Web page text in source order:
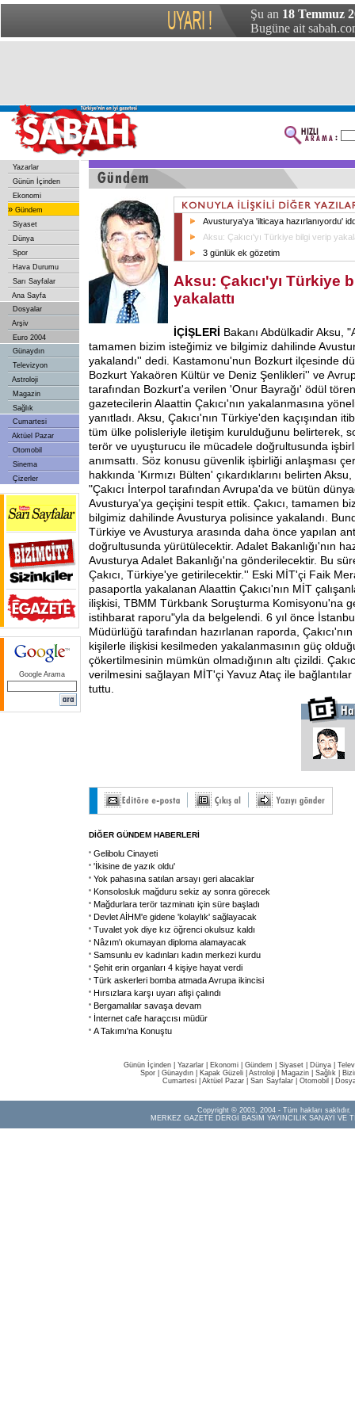
Şu an 18 Temmuz
Bugüne ait
Yazarlar
Günün İçinden
Ekonomi
» Gündem
Siyaset
Dünya
Spor
Hava Durumu
Sarı Sayfalar
Ana Sayfa
Dosyalar
Arşiv
Euro 2004
Günaydın
Televizyon
Astroloji
Magazin
Sağlık
Cumartesi
Aktüel Pazar
Otomobil
Sinema
Çizerler
Google Arama
Avusturya'ya 'ilticaya hazırlanıyordu'
Aksu: Çakıcı'yı Türkiye bilgi verip
3 günlük ek gözetim
Aksu: Çakıcı'yı Türkiye
yakalattı
İÇİŞLERİ Bakanı Abdülkadir Aksu,
tamamen bizim isteğimiz ve bilgimiz dahilinde
yakalandı'' dedi. Kastamonu'nun Bozkurt ilçesinde
Bozkurt Yakaören Kültür ve Deniz Şenlikleri'' ve
tarafından Bozkurt'a verilen 'Onur Bayrağı' ödül
gazetecilerin Alaattin Çakıcı'nın yakalanmasına
yanıtladı. Aksu, Çakıcı'nın Türkiye'den kaçışından
tüm ülke polisleriyle iletişim kurulduğunu belirterek,
terör ve uyuşturucu ile mücadele doğrultusunda
anımsattı. Söz konusu güvenlik işbirliği anlaşması
hakkında 'Kırmızı Bülten' çıkardıklarını belirten
"Çakıcı İnterpol tarafından Avrupa'da ve bütün
Avusturya'ya geçişini tespit ettik. Çakıcı, tamamen
bilgimiz dahilinde Avusturya polisince yakalandı.
Türkiye ve Avusturya arasında daha önce yapılan
doğrultusunda yürütülecektir. Adalet Bakanlığı'nın
Avusturya Adalet Bakanlığı'na gönderilecektir. Bu
Çakıcı, Türkiye'ye getirilecektir.'' Eski MİT'çi Faik
pasaportla yakalanan Alaattin Çakıcı'nın MİT
ilişkisi, TBMM Türkbank Soruşturma Komisyonu'na
istihbarat raporu"yla da belgelendi. 6 yıl önce
Müdürlüğü tarafından hazırlanan raporda,
kişilerle ilişkisi kesilmeden yakalanmasının güç
çökertilmesinin mümkün olmadığının altı çizildi.
verilmesini sağlayan MİT'çi Yavuz Ataç ile
tuttu.
DİĞER GÜNDEM HABERLERİ
Gelibolu Cinayeti
'İkisine de yazık oldu'
Yok pahasına satılan arsayı geri alacaklar
Konsolosluk mağduru sekiz ay sonra görecek
Mağdurlara terör tazminatı için süre başladı
Devlet AİHM'e gidene 'kolaylık' sağlayacak
Tuvalet yok diye kız öğrenci okulsuz kaldı
Nâzım'ı okumayan diploma alamayacak
Samsunlu ev kadınları kadın merkezi kurdu
Şehit erin organları 4 kişiye hayat verdi
Türk askerleri bomba atmada Avrupa ikincisi
Hırsızlara karşı uyarı afişi çalındı
Bergamalılar savaşa devam
İnternet cafe haraçcısı müdür
A Takımı'na Konuştu
Günün İçinden Yazarlar Ekonomi Gündem Siyaset Dünya |
Spor
Günaydın Kapak Güzeli Astroloji Magazin Sağlık
Cumartesi| Aktüel Pazar| Sarı Sayfalar| Otomobil
Copyright © 2003, 2004 - Tüm hakları saklıdır.
MERKEZ GAZETE DERGİ BASIM YAYINCILIK SANAYİ VE